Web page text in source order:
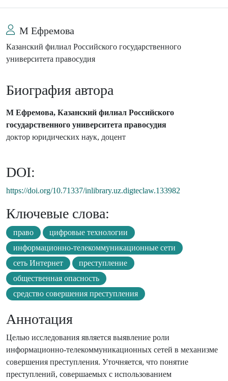
М Ефремова
Казанский филиал Российского государственного
университета правосудия
Биография автора
М Ефремова, Казанский филиал Российского
государственного университета правосудия
доктор юридических наук, доцент
DOI:
https://doi.org/10.71337/inlibrary.uz.digteclaw.133982
Ключевые слова:
право
цифровые технологии
информационно-телекоммуникационные сети
сеть Интернет
преступление
общественная опасность
средство совершения преступления
Аннотация
Целью исследования является выявление роли
информационно-телекоммуникационных сетей в механизме
совершения преступления. Уточняется, что понятие
преступлений, совершаемых с использованием